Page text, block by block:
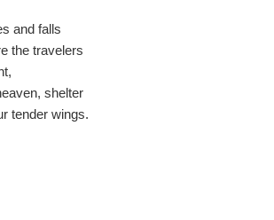
and falls
the travelers
shelter
tender wings.